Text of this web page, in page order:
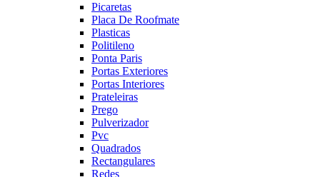
Picaretas
Placa De Roofmate
Plasticas
Politileno
Ponta Paris
Portas Exteriores
Portas Interiores
Prateleiras
Prego
Pulverizador
Pvc
Quadrados
Rectangulares
Redes